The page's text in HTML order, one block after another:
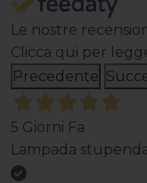
Le nostre
Clicca qui per
Precedente
5 Giorni Fa
Lampada